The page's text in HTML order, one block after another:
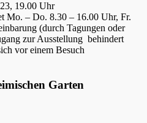
19.00 Uhr
Mo. – Do. 8.30 – 16.00 Uhr, Fr.
(durch Tagungen oder
zur Ausstellung behindert
vor einem Besuch
Garten